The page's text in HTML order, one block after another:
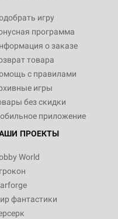
игру
программа
о заказе
товара
с правилами
игры
без скидки
приложение
ПРОЕКТЫ
World
фантастики